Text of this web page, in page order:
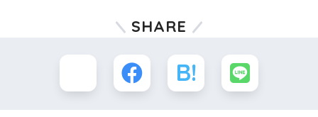
SHARE